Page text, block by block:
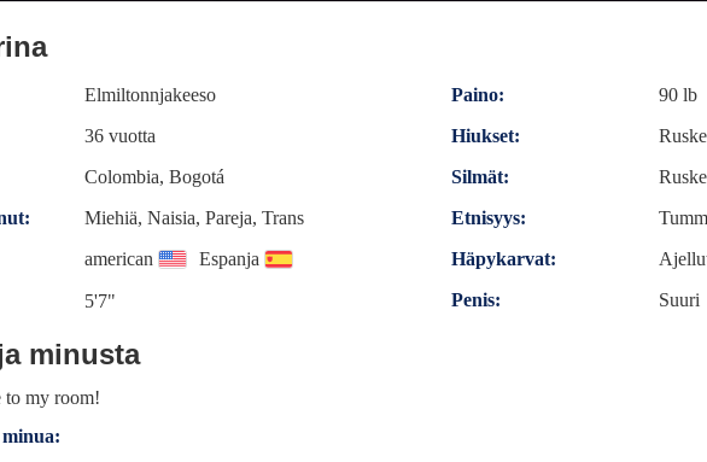
Elmiltonnjakeeso
36 vuotta
Colombia, Bogotá
Miehiä, Naisia, Pareja, Trans
american Espanja
5'7"
Paino:
90 lb
Hiukset:
Silmät:
Etnisyys:
Häpykarvat:
Penis:
Suuri
minusta
to my room!